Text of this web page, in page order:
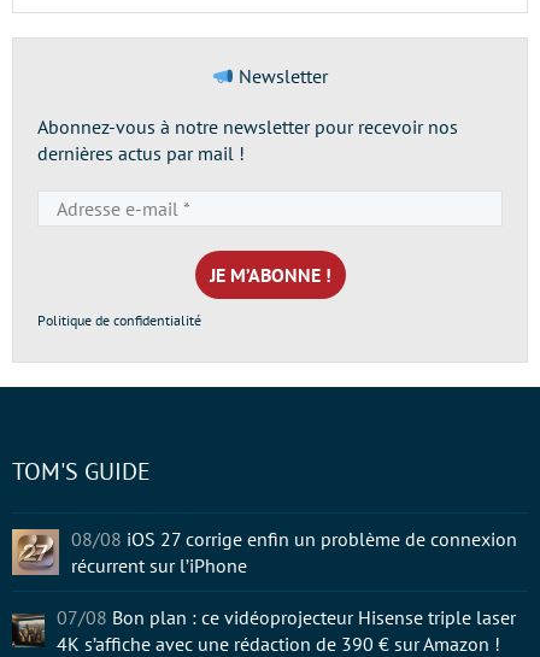
Newsletter
Abonnez-vous à notre newsletter pour recevoir nos
dernières actus par mail !
e-
mail
*
Politique de confidentialité
TOM'S GUIDE
08/08 iOS 27 corrige enfin un problème de connexion
récurrent sur l’iPhone
07/08 Bon plan : ce vidéoprojecteur Hisense triple laser
4K s’affiche avec une rédaction de 390 € sur Amazon !